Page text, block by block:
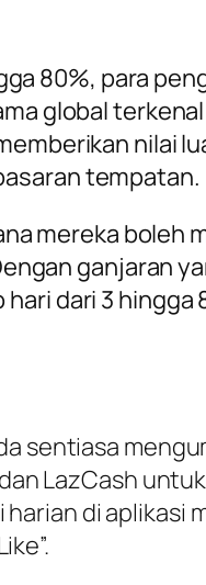
80%, para
global
nilai
tempatan.
mereka boleh
ganjaran
dari 3 hingga
sentiasa
LazCash
di aplikasi
”.